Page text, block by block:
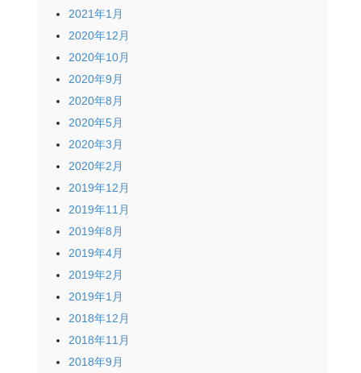
2021年1月
2020年12月
2020年10月
2020年9月
2020年8月
2020年5月
2020年3月
2020年2月
2019年12月
2019年11月
2019年8月
2019年4月
2019年2月
2019年1月
2018年12月
2018年11月
2018年9月